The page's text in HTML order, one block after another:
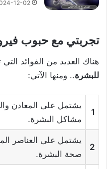
12-02
تجربتي مع حبوب
هناك العديد من الفوائد التي
للبشرة.. ومنها الآتي:
1
يشتمل على المعادن
مشاكل البشرة.
2
يشتمل على العناصر
صحة البشرة.